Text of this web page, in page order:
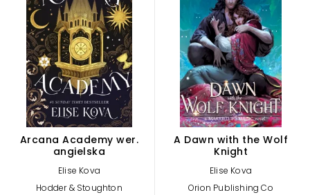
Arcana Academy wer.
angielska
Elise Kova
Hodder & Stoughton
A Dawn with the Wolf
Knight
Elise Kova
Orion Publishing Co